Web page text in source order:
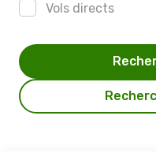
Vols directs